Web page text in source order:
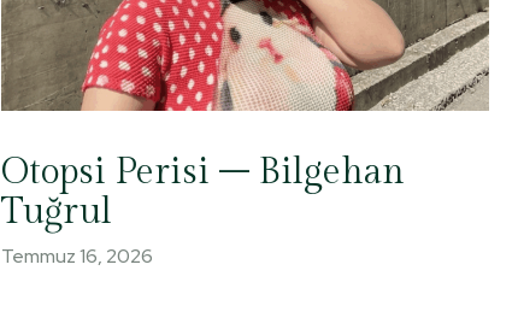
Otopsi Perisi – Bilgehan
Tuğrul
Temmuz 16, 2026